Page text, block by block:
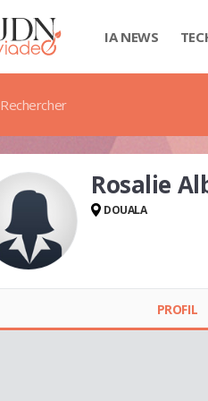
IA NEWS
Rechercher
Rosalie
DOUALA
PROFIL